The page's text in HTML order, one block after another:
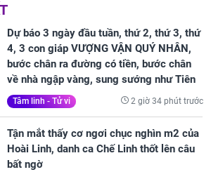
Dự báo 3 ngày đầu tuần, thứ 2, thứ 3, thứ
4, 3 con giáp VƯỢNG VẬN QUÝ NHÂN,
bước chân ra đường có tiền, bước chân
về nhà ngập vàng, sung sướng như Tiên
Tâm linh - Tử vi 2 giờ 34 phút trước
Tận mắt thấy cơ ngơi chục nghìn m2 của
Hoài Linh, danh ca Chế Linh thốt lên câu
bất ngờ